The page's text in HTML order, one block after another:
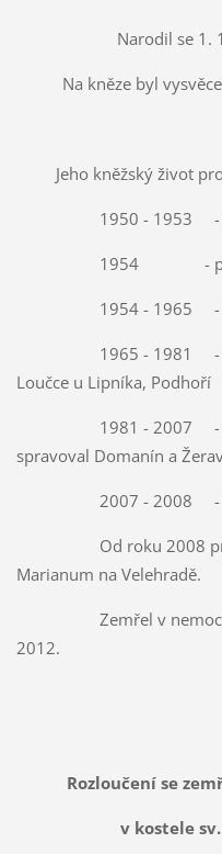
Narodil se 1.
Na kněze byl
Jeho kněžský život
1950 - 1953 -
1954 - půl roku
1954 - 1965 -
1965 - 1981 -
Loučce u Lipníka, Podhoří
1981 - 2007 -
spravoval Domanín a
2007 - 2008 -
Od roku 2008
Marianum na Velehradě.
Zemřel v nemocnici
2012.
Rozloučení se
v kostele